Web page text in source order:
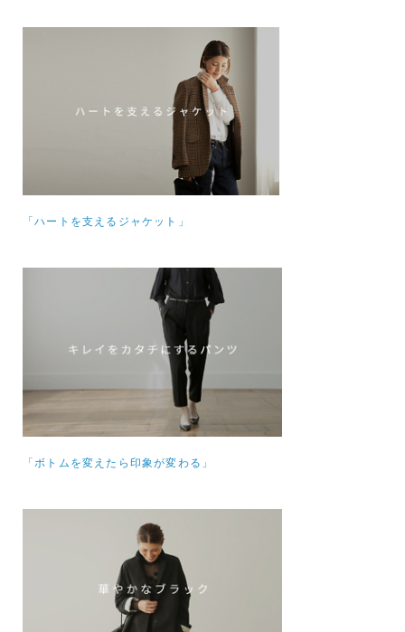
「ハートを支えるジャケット」
「ボトムを変えたら印象が変わる」